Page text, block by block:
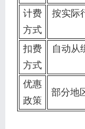
计费
方式
按实际
扣费
方式
自动从
优惠
政策
部分地